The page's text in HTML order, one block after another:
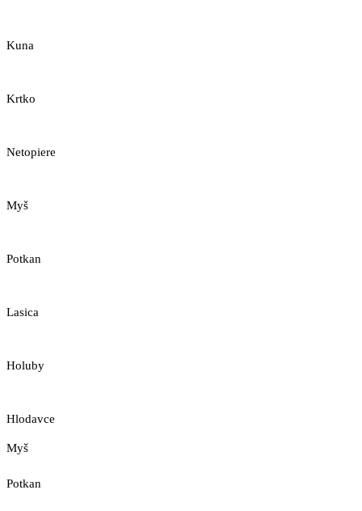
Kuna
Krtko
Netopiere
Myš
Potkan
Lasica
Holuby
Hlodavce
Myš
Potkan